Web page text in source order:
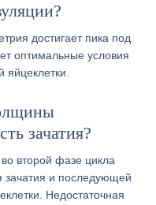
достигает пика под
оптимальные условия
зачатия?
второй фазе цикла
зачатия и последующей
Недостаточная